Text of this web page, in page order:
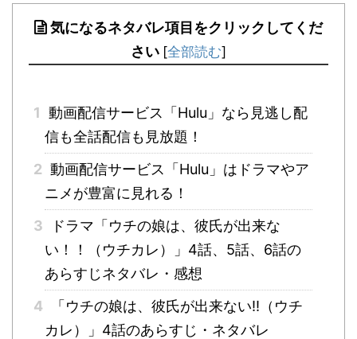
気になるネタバレ項目をクリックしてくだ
さい [全部読む]
1 動画配信サービス「Hulu」なら見逃し配
信も全話配信も見放題！
2 動画配信サービス「Hulu」はドラマやア
ニメが豊富に見れる！
3
ドラマ「ウチの娘は、彼氏が出来な
い！！（ウチカレ）」4話、5話、6話の
あらすじネタバレ・感想
4
「ウチの娘は、彼氏が出来ない!!（ウチ
カレ）」4話のあらすじ・ネタバレ